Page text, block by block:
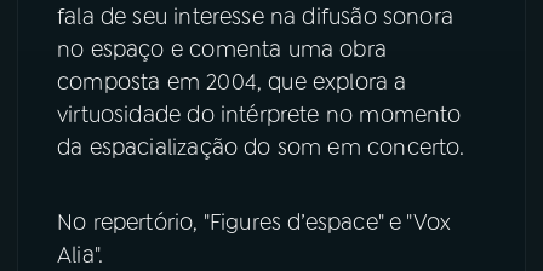
07 ÚLTIMAS
PRÊMIO RÁDIO MEC
YouTube Facebook
fala de seu interesse na difusão sonora
no espaço e comenta uma obra
composta em 2004, que explora a
virtuosidade do intérprete no momento
da espacialização do som em concerto.
No repertório, "Figures d’espace" e "Vox
Alia".